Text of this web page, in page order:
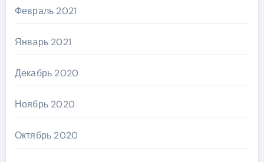
Февраль 2021
Январь 2021
Декабрь 2020
Ноябрь 2020
Октябрь 2020